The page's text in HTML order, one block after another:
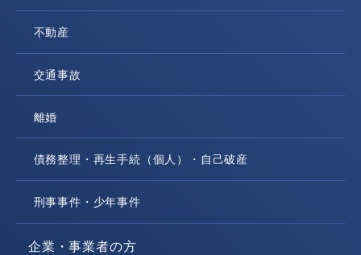
不動産
交通事故
離婚
債務整理・再生手続（個人）・自己破産
刑事事件・少年事件
企業・事業者の方